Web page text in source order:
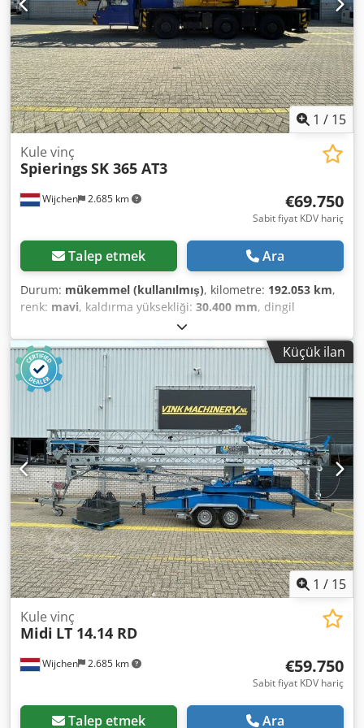
kW/228 HP] Seviye 5 Toplam araç ağırlığı yaklaşık 113.000
kg Arka ağırlık: 33 ton İsteğiniz üzerine kiralama veya
finansman teklifi sunmaktan memnuniyet duyarız. Bay
Mihm (Tel. size yardımcı olmaktan memnuniyet duyar.
Daha fazla bilgiyi web sitemizde bulabilirsiniz. Hatalar ve
önceden satış mahfuzdur. ZSA, hızlı bağlantı sistemi,
kiralama imkanı = Daha fazla bilgi = Daha fazla bilgi için
Tobias Ebert ile iletişime geçin.
1 / 15
Wijchen 2.685 km
Kule vinç
SpieringsSK 365 AT3
€69.750
Sabit fiyat KDV hariç
Talep etmek Ara
Durum: mükemmel (kullanılmış), kilometre: 192.053 km,
renk: mavi, kaldırma yüksekliği: 30.400 mm, dingil
, Üretim yılı:
25.341 h, Donanım:her tahrikli, Aktarma organı Tahrik:
Tekerlek Ağırlıklar Boş ağırlık: 35.850 kg Fonksiyonel
Kaldırma kapasitesi: 5.000 kg Yükleme alanı boyutları: 1280
x 260 x 400 cm CE işareti: var Durum Teknik durumu: çok
iyi Görsel durumu: çok iyi Dedpfx Ajzd T R Ijb Ajck Ek
bilgiler Teslimat şartları: EXW Üretim ülkesi: Hollanda Daha
fazla bilgi Daha fazla bilgi için Vink Machinery ile iletişime
geçiniz. = Ek Seçenekler ve Aksesuarlar = - Karşı ağırlıklar -
Destek ayakları = Notlar = Spierings SK365-AT3 * Üretim
yılı: 1998 * 25.341 çalışma saati * Dizel motor, 400 Volt
tahrik * 3 aks * Manuel şanzıman * Tüm tekerlekten çekiş
(6x6x4) * Taşıma kapasitesi: 5.000 kg * Noktasal yük: 1.700
kg * Kaldırma yüksekliği: 33,4 m * Yatay erişim: 30,4 m *
Kilometre: 192.053 km * Belgeler ve bakım geçmişi dahil
Küçük ilan
1 / 15
Wijchen 2.685 km
Kule vinç
Midi LT 14.14 RD
€59.750
Sabit fiyat KDV hariç
Talep etmek Ara